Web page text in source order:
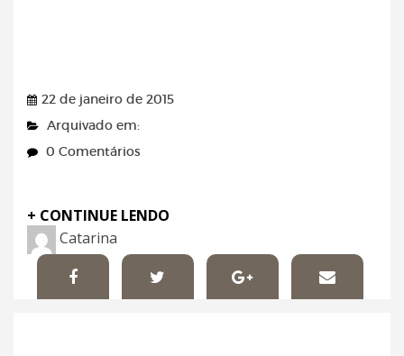
22 de janeiro de 2015
Arquivado em:
0 Comentários
+ CONTINUE LENDO
Catarina